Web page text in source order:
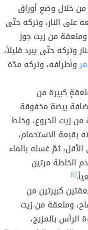
من خلال وضع أوراق
على النار، وتركه حتّى
من زيت جوز
وتركه حتّى يبرد قليلاً،
وأطرافه، وتركه مدّة
كبيرة من
بيضة مخفوقة
من زيت الخروع، وخلط
بقبعة الاستحمام،
ثمّ غسله بالماء
الخلطة مرتين
[٤]
كبيرتين من
وملعقة من زيت
الرأس بالمزيج،